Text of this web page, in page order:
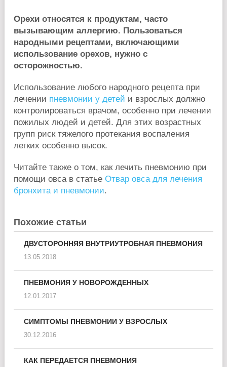
Орехи относятся к продуктам, часто
вызывающим аллергию. Пользоваться
народными рецептами, включающими
использование орехов, нужно с
осторожностью.
Использование любого народного рецепта при
лечении пневмонии у детей и взрослых должно
контролироваться врачом, особенно при лечении
пожилых людей и детей. Для этих возрастных
групп риск тяжелого протекания воспаления
легких особенно высок.
Читайте также о том, как лечить пневмонию при
помощи овса в статье Отвар овса для лечения
бронхита и пневмонии.
Похожие статьи
ДВУСТОРОННЯЯ ВНУТРИУТРОБНАЯ ПНЕВМОНИЯ
13.05.2018
ПНЕВМОНИЯ У НОВОРОЖДЕННЫХ
12.01.2017
СИМПТОМЫ ПНЕВМОНИИ У ВЗРОСЛЫХ
30.12.2016
КАК ПЕРЕДАЕТСЯ ПНЕВМОНИЯ